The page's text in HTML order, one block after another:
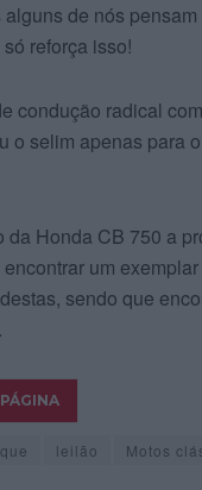
de nós
reforça isso!
condução radical
o selim apenas para
da Honda CB 750 a
um
sendo que
leilão Motos